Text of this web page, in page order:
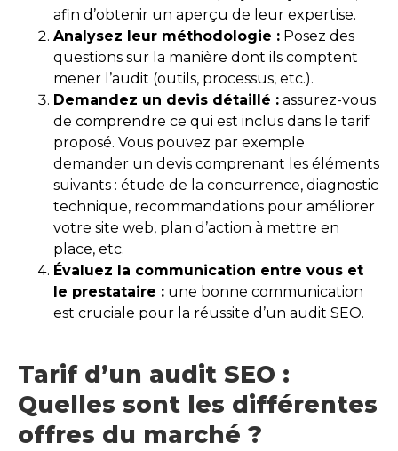
afin d’obtenir un aperçu de leur expertise.
Analysez leur méthodologie : Posez des
questions sur la manière dont ils comptent
mener l’audit (outils, processus, etc.).
Demandez un devis détaillé : assurez-vous
de comprendre ce qui est inclus dans le tarif
proposé. Vous pouvez par exemple
demander un devis comprenant les éléments
suivants : étude de la concurrence, diagnostic
technique, recommandations pour améliorer
votre site web, plan d’action à mettre en
place, etc.
Évaluez la communication entre vous et
le prestataire : une bonne communication
est cruciale pour la réussite d’un audit SEO.
Tarif d’un audit SEO :
Quelles sont les différentes
offres du marché ?